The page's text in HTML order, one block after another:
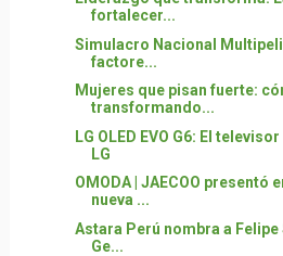
fortalecer...
Simulacro Nacional
factore...
Mujeres que pisan fuerte:
transformando...
LG OLED EVO G6: El
LG
OMODA | JAECOO presentó
nueva ...
Astara Perú nombra a
Ge...